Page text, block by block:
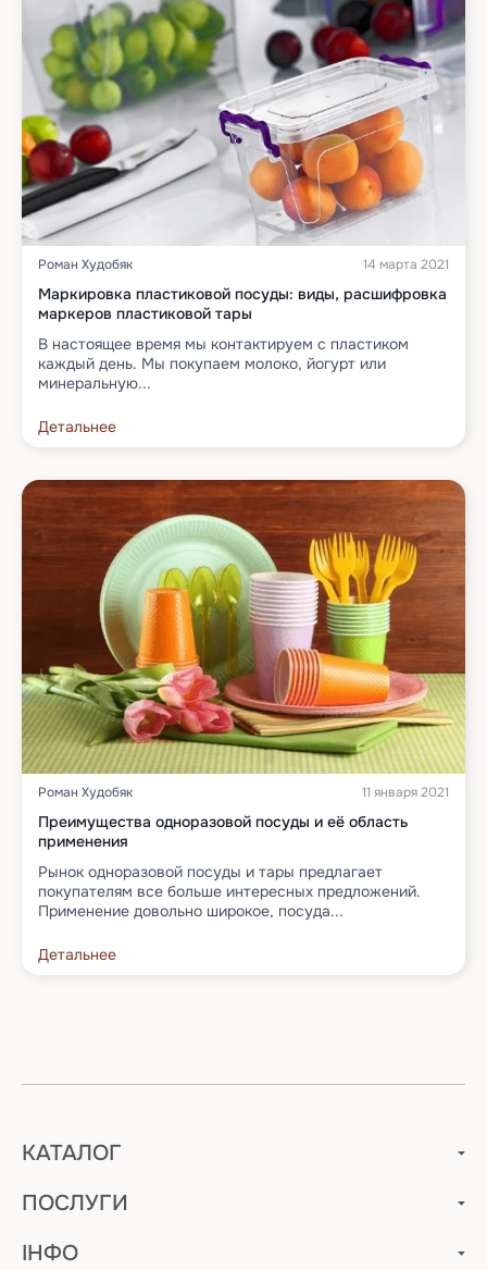
Роман Худобяк 14 марта 2021
Маркировка пластиковой посуды: виды, расшифровка
маркеров пластиковой тары
В настоящее время мы контактируем с пластиком
каждый день. Мы покупаем молоко, йогурт или
минеральную...
Детальнее
Роман Худобяк 11 января 2021
Преимущества одноразовой посуды и её область
применения
Рынок одноразовой посуды и тары предлагает
покупателям все больше интересных предложений.
Применение довольно широкое, посуда...
Детальнее
КАТАЛОГ
ПОСЛУГИ
ІНФО